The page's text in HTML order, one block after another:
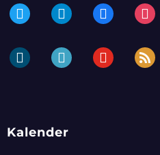
twitter telegramfacebook
dailymotionperiscopeyoutube rss
Kalender